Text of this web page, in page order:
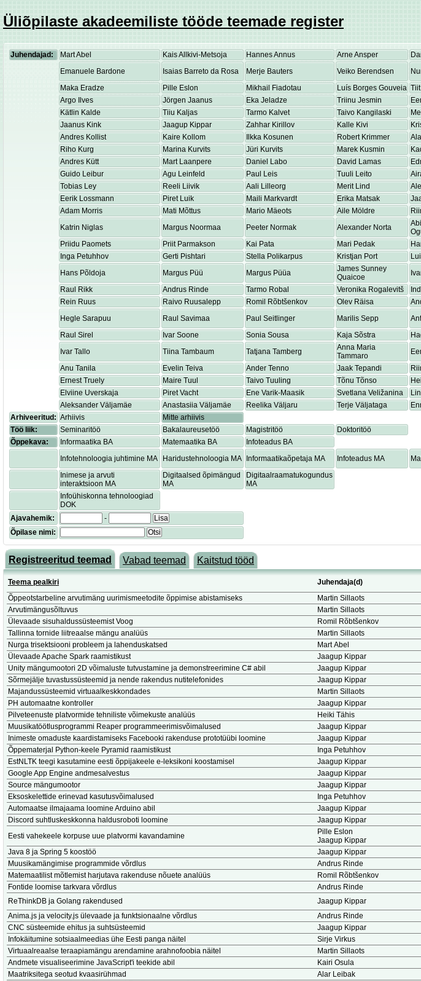
Üliõpilaste akadeemiliste tööde teemade register
Juhendajad: Mart Abel Kais Allkivi-Metsoja Hannes Annus Arne Ansper
Emanuele Bardone
Isaias Barreto da Rosa Merje Bauters Veiko Berendsen
Maka Eradze
Pille Eslon Mikhail Fiadotau Luís Borges Gouveia
Argo Ilves
Jörgen Jaanus Eka Jeladze Triinu Jesmin
Kätlin Kalde
Tiiu Kaljas Tarmo Kalvet Taivo Kangilaski
Jaanus Kink
Jaagup Kippar Zahhar Kirillov Kalle Kivi
Andres Kollist
Kaire Kollom Ilkka Kosunen Robert Krimmer
Riho Kurg
Marina Kurvits Jüri Kurvits Marek Kusmin
Andres Kütt
Mart Laanpere Daniel Labo David Lamas
Guido Leibur
Agu Leinfeld Paul Leis Tuuli Leito
Tobias Ley
Reeli Liivik Aali Lilleorg Merit Lind
Eerik Lossmann
Piret Luik Maili Markvardt Erika Matsak
Adam Morris
Mati Mõttus Mario Mäeots Aile Möldre
Katrin Niglas
Margus Noormaa Peeter Normak Alexander Norta
Priidu Paomets
Priit Parmakson Kai Pata Mari Pedak
Inga Petuhhov
Gerti Pishtari Stella Polikarpus Kristjan Port
Hans Põldoja
Margus Püü Margus Püüa
James Sunney
Quaicoe
Raul Rikk
Andrus Rinde Tarmo Robal Veronika Rogalevitš
Rein Ruus
Raivo Ruusalepp Romil Rõbtšenkov Olev Räisa
Hegle Sarapuu
Raul Savimaa Paul Seitlinger Marilis Sepp
Raul Sirel
Ivar Soone Sonia Sousa Kaja Sõstra
Ivar Tallo
Tiina Tambaum Tatjana Tamberg
Anna Maria
Tammaro
Anu Tanila
Evelin Teiva Ander Tenno Jaak Tepandi
Ernest Truely
Maire Tuul Taivo Tuuling Tõnu Tõnso
Elviine Uverskaja
Piret Vacht Ene Varik-Maasik Svetlana Veližanina
Aleksander Väljamäe
Anastasiia Väljamäe Reelika Väljaru Terje Väljataga
Arhiveeritud: Arhiivis
Mitte arhiivis
Töö liik:
Seminaritöö Bakalaureusetöö Magistritöö
Doktoritöö
Õppekava:
Informaatika BA Matemaatika BA
Infoteadus BA
Infotehnoloogia juhtimine MA
Haridustehnoloogia MA Informaatikaõpetaja MA Infoteadus MA
Inimese ja arvuti
interaktsioon MA
Digitaalsed õpimängud
MA
Digitaalraamatukogundus
MA
Infoühiskonna tehnoloogiad
DOK
Ajavahemik:
-
Lisa
Õpilase nimi:
Otsi
Registreeritud teemad Vabad teemad Kaitstud tööd
Teema pealkiri Juhendaja(d)
Õppeotstarbeline arvutimäng uurimismeetodite õppimise abistamiseks
Martin Sillaots
Arvutimängusõltuvus
Martin Sillaots
Ülevaade sisuhaldussüsteemist Voog
Romil Rõbtšenkov
Tallinna tornide liitreaalse mängu analüüs
Martin Sillaots
Nurga trisektsiooni probleem ja lahenduskatsed
Mart Abel
Ülevaade Apache Spark raamistikust
Jaagup Kippar
Unity mängumootori 2D võimaluste tutvustamine ja demonstreerimine C# abil
Jaagup Kippar
Sõrmejälje tuvastussüsteemid ja nende rakendus nutitelefonides
Jaagup Kippar
Majandussüsteemid virtuaalkeskkondades
Martin Sillaots
PH automaatne kontroller
Jaagup Kippar
Pilveteenuste platvormide tehniliste võimekuste analüüs
Heiki Tähis
Muusikatöötlusprogrammi Reaper programmeerimisvõimalused
Jaagup Kippar
Inimeste omaduste kaardistamiseks Facebooki rakenduse prototüübi loomine
Jaagup Kippar
Õppematerjal Python-keele Pyramid raamistikust
Inga Petuhhov
EstNLTK teegi kasutamine eesti õppijakeele e-leksikoni koostamisel
Jaagup Kippar
Google App Engine andmesalvestus
Jaagup Kippar
Source mängumootor
Jaagup Kippar
Eksoskelettide erinevad kasutusvõimalused
Inga Petuhhov
Automaatse ilmajaama loomine Arduino abil
Jaagup Kippar
Discord suhtluskeskkonna haldusroboti loomine
Jaagup Kippar
Eesti vahekeele korpuse uue platvormi kavandamine
Pille Eslon
Jaagup Kippar
Java 8 ja Spring 5 koostöö
Jaagup Kippar
Muusikamängimise programmide võrdlus
Andrus Rinde
Matemaatilist mõtlemist harjutava rakenduse nõuete analüüs
Romil Rõbtšenkov
Fontide loomise tarkvara võrdlus
Andrus Rinde
ReThinkDB ja Golang rakendused
Jaagup Kippar
Anima.js ja velocity.js ülevaade ja funktsionaalne võrdlus
Andrus Rinde
CNC süsteemide ehitus ja suhtsüsteemid
Jaagup Kippar
Infokäitumine sotsiaalmeedias ühe Eesti panga näitel
Sirje Virkus
Virtuaalreaalse teraapiamängu arendamine arahnofoobia näitel
Martin Sillaots
Andmete visualiseerimine JavaScript'i teekide abil
Kairi Osula
Maatriksitega seotud kvaasirühmad
Alar Leibak